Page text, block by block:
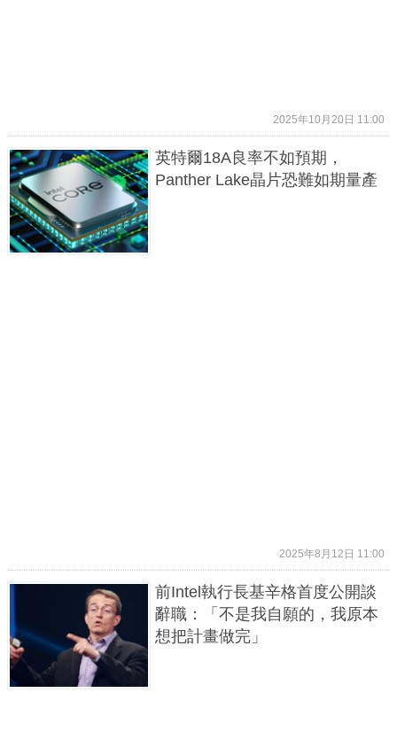
2025年10月20日 11:00
英特爾18A良率不如預期，
Panther Lake晶片恐難如期量產
2025年8月12日 11:00
前Intel執行長基辛格首度公開談
辭職：「不是我自願的，我原本
想把計畫做完」